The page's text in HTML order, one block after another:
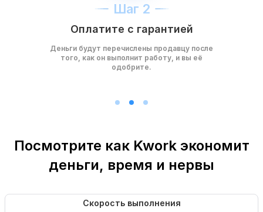
Шаг 2
Оплатите с гарантией
Деньги будут перечислены продавцу после
того, как он выполнит работу, и вы её
одобрите.
Посмотрите как Kwork экономит
деньги, время и нервы
Скорость выполнения